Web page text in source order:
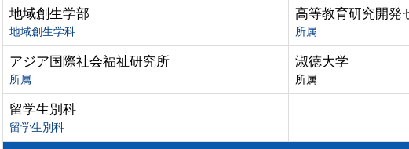
地域創生学部
地域創生学科
高等教育研究開発
所属
アジア国際社会福祉研究所
所属
淑徳大学
所属
留学生別科
留学生別科